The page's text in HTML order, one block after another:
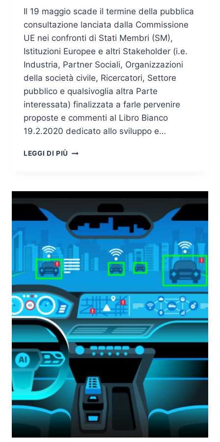
Il 19 maggio scade il termine della pubblica
consultazione lanciata dalla Commissione
UE nei confronti di Stati Membri (SM),
Istituzioni Europee e altri Stakeholder (i.e.
Industria, Partner Sociali, Organizzazioni
della società civile, Ricercatori, Settore
pubblico e qualsivoglia altra Parte
interessata) finalizzata a farle pervenire
proposte e commenti al Libro Bianco
19.2.2020 dedicato allo sviluppo e…
LEGGI DI PIÙ DECLINAZIONI
EUROPEO
SULL’INTELLIGENZA
ARTIFICIALE
SECONDO
IL
LIBRO
BIANCO
DELLA
COMMISSIONE